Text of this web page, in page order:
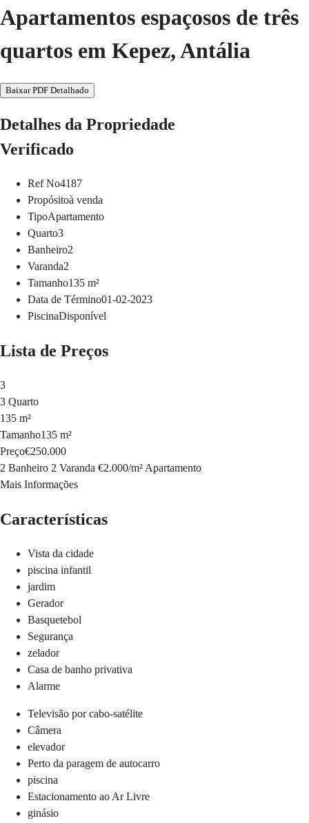
Apartamentos espaçosos de três
quartos em Kepez, Antália
Baixar PDF Detalhado
Detalhes da Propriedade
Verificado
Ref No4187
Propósitoà venda
TipoApartamento
Quarto3
Banheiro2
Varanda2
Tamanho135 m²
Data de Término01-02-2023
PiscinaDisponível
Lista de Preços
3
3 Quarto
135 m²
Tamanho135 m²
Preço€250.000
2 Banheiro 2 Varanda €2.000/m² Apartamento
Mais Informações
Características
Vista da cidade
piscina infantil
jardim
Gerador
Basquetebol
Segurança
zelador
Casa de banho privativa
Alarme
Televisão por cabo-satélite
Câmera
elevador
Perto da paragem de autocarro
piscina
Estacionamento ao Ar Livre
ginásio